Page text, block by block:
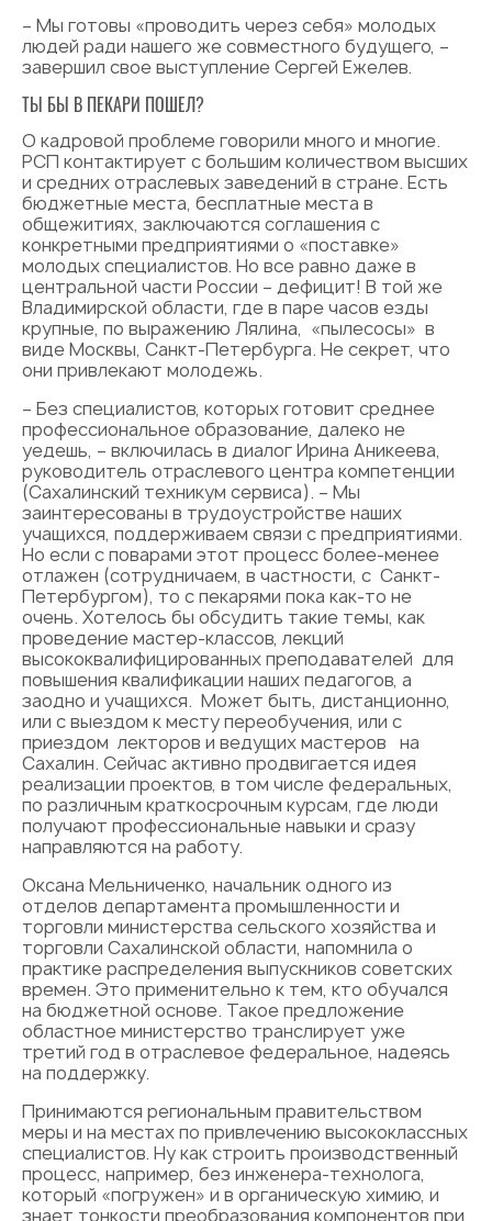
– Мы готовы «проводить через себя» молодых
людей ради нашего же совместного будущего, –
завершил свое выступление Сергей Ежелев.
ТЫ БЫ В ПЕКАРИ ПОШЕЛ?
О кадровой проблеме говорили много и многие.
РСП контактирует с большим количеством высших
и средних отраслевых заведений в стране. Есть
бюджетные места, бесплатные места в
общежитиях, заключаются соглашения с
конкретными предприятиями о «поставке»
молодых специалистов. Но все равно даже в
центральной части России – дефицит! В той же
Владимирской области, где в паре часов езды
крупные, по выражению Лялина, «пылесосы» в
виде Москвы, Санкт-Петербурга. Не секрет, что
они привлекают молодежь.
– Без специалистов, которых готовит среднее
профессиональное образование, далеко не
уедешь, – включилась в диалог Ирина Аникеева,
руководитель отраслевого центра компетенции
(Сахалинский техникум сервиса). – Мы
заинтересованы в трудоустройстве наших
учащихся, поддерживаем связи с предприятиями.
Но если с поварами этот процесс более-менее
отлажен (сотрудничаем, в частности, с Санкт-
Петербургом), то с пекарями пока как-то не
очень. Хотелось бы обсудить такие темы, как
проведение мастер-классов, лекций
высококвалифицированных преподавателей для
повышения квалификации наших педагогов, а
заодно и учащихся. Может быть, дистанционно,
или с выездом к месту переобучения, или с
приездом лекторов и ведущих мастеров на
Сахалин. Сейчас активно продвигается идея
реализации проектов, в том числе федеральных,
по различным краткосрочным курсам, где люди
получают профессиональные навыки и сразу
направляются на работу.
Оксана Мельниченко, начальник одного из
отделов департамента промышленности и
торговли министерства сельского хозяйства и
торговли Сахалинской области, напомнила о
практике распределения выпускников советских
времен. Это применительно к тем, кто обучался
на бюджетной основе. Такое предложение
областное министерство транслирует уже
третий год в отраслевое федеральное, надеясь
на поддержку.
Принимаются региональным правительством
меры и на местах по привлечению высококлассных
специалистов. Ну как строить производственный
процесс, например, без инженера-технолога,
который «погружен» и в органическую химию, и
знает тонкости преобразования компонентов при